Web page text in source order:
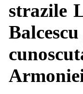
strazile